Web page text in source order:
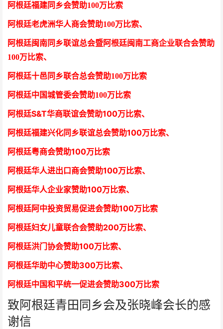
阿根廷福建同乡会赞助100万比索
阿根廷老虎洲华人商会赞助100万比索、
阿根廷闽南同乡联谊总会暨阿根廷闽南工商企业联合会赞助
100万比索、
阿根廷十邑同乡联合总会赞助100万比索
阿根廷中国城管委会赞助100万比索
阿根廷S&T华商联谊会赞助100万比索、
阿根廷福建兴化同乡联谊总会赞助100万比索、
阿根廷粤商会赞助100万比索
阿根廷华人进出口商会赞助100万比索、
阿根廷华人企业家赞助100万比索、
阿根廷阿中投资贸易促进会赞助100万比索
阿根廷妇女儿童联合会赞助200万比索、
阿根廷洪门协会赞助100万比索、
阿根廷华助中心赞助300万比索、
阿根廷中国和平统一促进会赞助300万比索
致阿根廷青田同乡会及张晓峰会长的感
谢信